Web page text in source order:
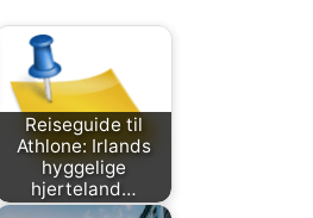
Reiseguide til
Athlone: Irlands
hyggelige
hjerteland…